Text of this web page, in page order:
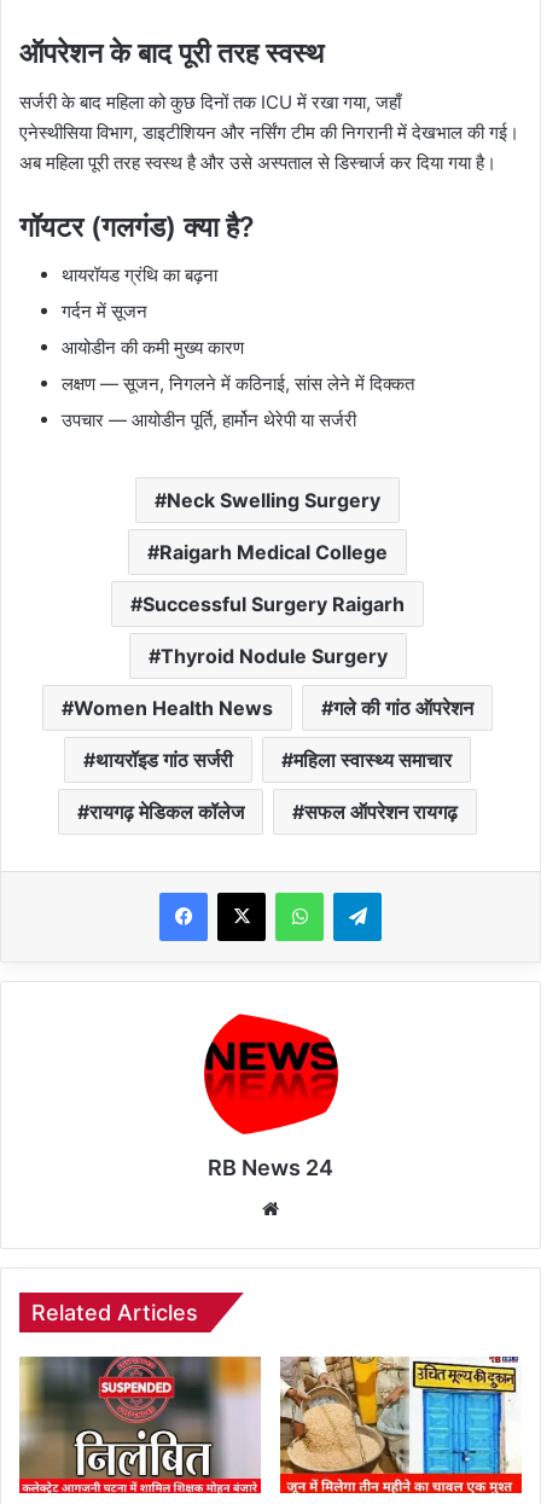
ऑपरेशन के बाद पूरी तरह स्वस्थ
सर्जरी के बाद महिला को कुछ दिनों तक ICU में रखा गया, जहाँ
एनेस्थीसिया विभाग, डाइटीशियन और नर्सिंग टीम की निगरानी में देखभाल की गई।
अब महिला पूरी तरह स्वस्थ है और उसे अस्पताल से डिस्चार्ज कर दिया गया है।
गॉयटर (गलगंड) क्या है?
थायरॉयड ग्रंथि का बढ़ना
गर्दन में सूजन
आयोडीन की कमी मुख्य कारण
लक्षण — सूजन, निगलने में कठिनाई, सांस लेने में दिक्कत
उपचार — आयोडीन पूर्ति, हार्मोन थेरेपी या सर्जरी
Neck Swelling Surgery
Raigarh Medical College
Successful Surgery Raigarh
Thyroid Nodule Surgery
Women Health News गले की गांठ ऑपरेशन
थायरॉइड गांठ सर्जरी महिला स्वास्थ्य समाचार
रायगढ़ मेडिकल कॉलेज सफल ऑपरेशन रायगढ़
WhatsAppTelegram
RB News 24
Related Articles